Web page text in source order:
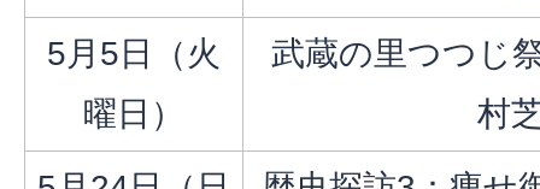
5月5日（火
曜日）
武蔵の里つつじ
村